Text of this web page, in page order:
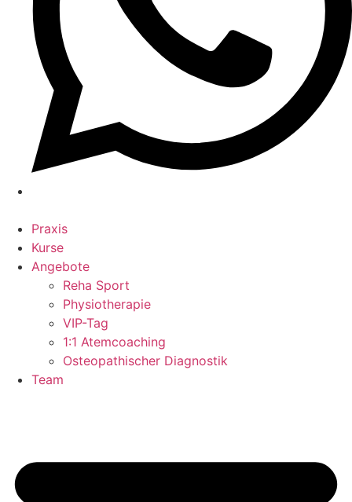
Praxis
Kurse
Angebote
Reha Sport
Physiotherapie
VIP-Tag
1:1 Atemcoaching
Osteopathischer Diagnostik
Team